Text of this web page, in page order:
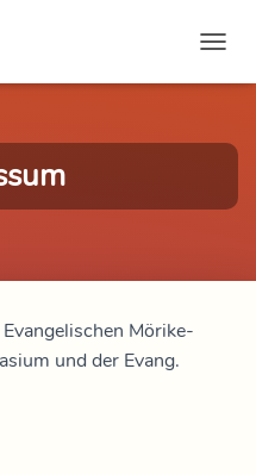
Mörike-
und der Evang.